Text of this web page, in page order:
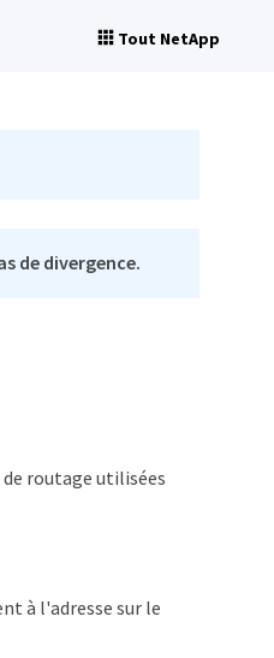
Tout NetApp
de divergence.
routage utilisées
à l'adresse sur le